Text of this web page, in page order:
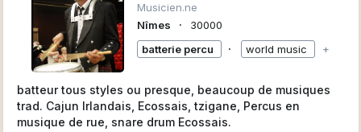
Musicien.ne
Nîmes
∙
30000
batterie percu
∙ world music +
batteur tous styles ou presque, beaucoup de musiques
trad. Cajun Irlandais, Ecossais, tzigane, Percus en
musique de rue, snare drum Ecossais.